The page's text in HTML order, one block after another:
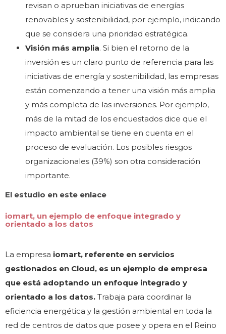
revisan o aprueban iniciativas de energías
renovables y sostenibilidad, por ejemplo, indicando
que se considera una prioridad estratégica.
Visión más amplia. Si bien el retorno de la
inversión es un claro punto de referencia para las
iniciativas de energía y sostenibilidad, las empresas
están comenzando a tener una visión más amplia
y más completa de las inversiones. Por ejemplo,
más de la mitad de los encuestados dice que el
impacto ambiental se tiene en cuenta en el
proceso de evaluación. Los posibles riesgos
organizacionales (39%) son otra consideración
importante.
El estudio en este enlace
iomart, un ejemplo de enfoque integrado y
orientado a los datos
La empresa iomart, referente en servicios
gestionados en Cloud, es un ejemplo de empresa
que está adoptando un enfoque integrado y
orientado a los datos. Trabaja para coordinar la
eficiencia energética y la gestión ambiental en toda la
red de centros de datos que posee y opera en el Reino